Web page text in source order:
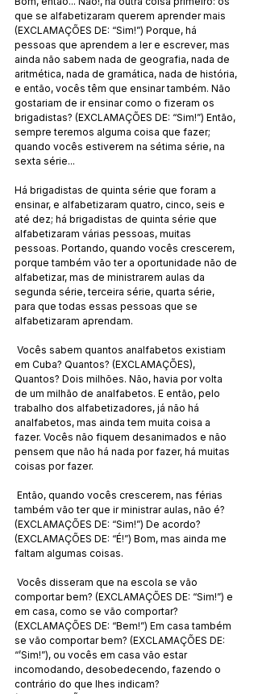
que se alfabetizaram querem aprender mais
(EXCLAMAÇÕES DE: “Sim!”) Porque, há
pessoas que aprendem a ler e escrever, mas
ainda não sabem nada de geografia, nada de
aritmética, nada de gramática, nada de história,
e então, vocês têm que ensinar também. Não
gostariam de ir ensinar como o fizeram os
brigadistas? (EXCLAMAÇÕES DE: “Sim!”) Então,
sempre teremos alguma coisa que fazer;
quando vocês estiverem na sétima série, na
sexta série...
Há brigadistas de quinta série que foram a
ensinar, e alfabetizaram quatro, cinco, seis e
até dez; há brigadistas de quinta série que
alfabetizaram várias pessoas, muitas
pessoas. Portando, quando vocês crescerem,
porque também vão ter a oportunidade não de
alfabetizar, mas de ministrarem aulas da
segunda série, terceira série, quarta série,
para que todas essas pessoas que se
alfabetizaram aprendam.
em Cuba? Quantos? (EXCLAMAÇÕES),
Quantos? Dois milhões. Não, havia por volta
de um milhão de analfabetos. E então, pelo
trabalho dos alfabetizadores, já não há
analfabetos, mas ainda tem muita coisa a
fazer. Vocês não fiquem desanimados e não
pensem que não há nada por fazer, há muitas
coisas por fazer.
também vão ter que ir ministrar aulas, não é?
(EXCLAMAÇÕES DE: “Sim!”) De acordo?
(EXCLAMAÇÕES DE: “É!”) Bom, mas ainda me
faltam algumas coisas.
comportar bem? (EXCLAMAÇÕES DE: “Sim!”) e
em casa, como se vão comportar?
(EXCLAMAÇÕES DE: “Bem!”) Em casa também
se vão comportar bem? (EXCLAMAÇÕES DE:
“’Sim!”), ou vocês em casa vão estar
incomodando, desobedecendo, fazendo o
contrário do que lhes indicam?